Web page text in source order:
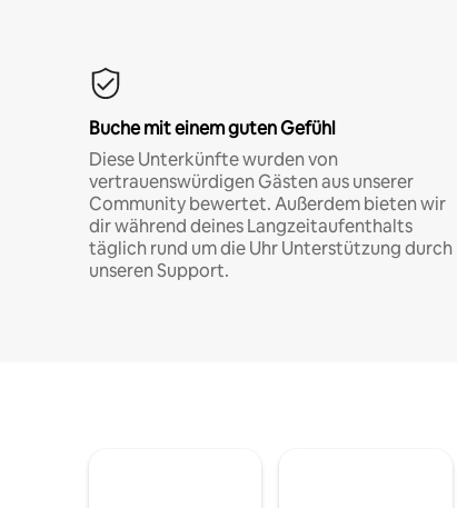
Buche mit einem guten Gefühl
Diese Unterkünfte wurden von
vertrauenswürdigen Gästen aus unserer
Community bewertet. Außerdem bieten wir
dir während deines Langzeitaufenthalts
täglich rund um die Uhr Unterstützung durch
unseren Support.